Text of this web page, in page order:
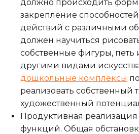
должно происходить
закрепление
действий с различными
должен научиться
собственные фигуры, петь
другими видами
дошкольные комплексы
реализовать собственный
художественный
Продуктивная реализация
функций. Общая